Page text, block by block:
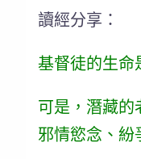
讀經分享：
基督徒的生命
可是，潛藏的
邪情慾念、紛